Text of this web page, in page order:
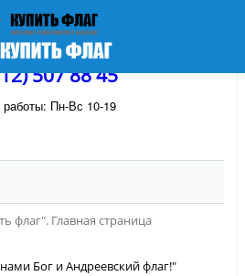
507 88 45
Пн-Вс 10-19
флаг". Главная страница
Бог и Андреевский флаг!"